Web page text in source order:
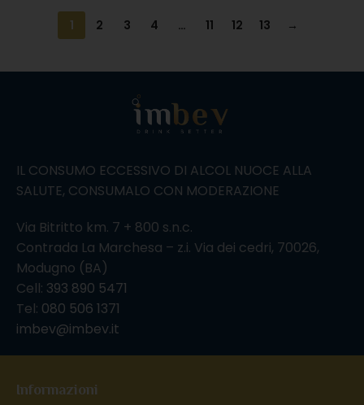
1 2 3 4 … 11 12 13 →
IL CONSUMO ECCESSIVO DI ALCOL NUOCE ALLA
SALUTE, CONSUMALO CON MODERAZIONE
Via Bitritto km. 7 + 800 s.n.c.
Contrada La Marchesa – z.i. Via dei cedri, 70026,
Modugno (BA)
Cell: 393 890 5471
Tel: 080 506 1371
imbev@imbev.it
Informazioni